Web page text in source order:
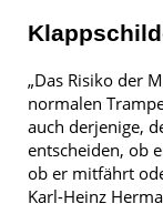
„Das Risiko der
normalen
auch derjenige,
entscheiden, ob
ob er mitfährt
Karl-Heinz